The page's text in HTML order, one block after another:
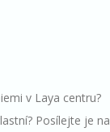
v Laya centru?
Posílejte je na